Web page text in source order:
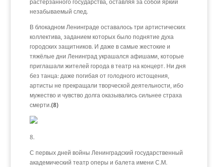
незабываемый след.
В блокадном Ленинграде оставалось три артистических
коллектива, заданием которых было поднятие духа
городских защитников. И даже в самые жестокие и
тяжёлые дни Ленинград украшался афишами, которые
приглашали жителей города в театр на концерт. Ни дня
без танца: даже погибая от голодного истощения,
артисты не прекращали творческой деятельности, ибо
мужество и чувство долга оказывались сильнее страха
смерти.(8)
8.
С первых дней войны Ленинградский государственный
академический театр оперы и балета имени С.М.